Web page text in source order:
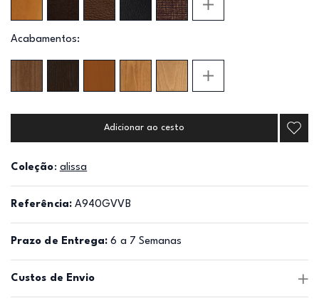
Acabamentos:
Adicionar ao cesto
Coleção: alissa
Referência: A940GVVB
Prazo de Entrega: 6 a 7 Semanas
Custos de Envio